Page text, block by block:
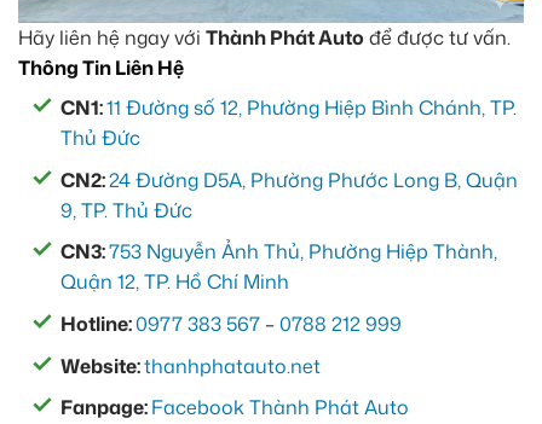
Hãy liên hệ ngay với Thành Phát Auto để được tư vấn.
Thông Tin Liên Hệ
CN1:11 Đường số 12, Phường Hiệp Bình Chánh, TP.
Thủ Đức
CN2:24 Đường D5A, Phường Phước Long B, Quận
9, TP. Thủ Đức
CN3:753 Nguyễn Ảnh Thủ, Phường Hiệp Thành,
Quận 12, TP. Hồ Chí Minh
Hotline:0977 383 567 –0788 212 999
Website:thanhphatauto.net
Fanpage:Facebook Thành Phát Auto